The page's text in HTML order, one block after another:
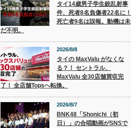
タイ14歳男子学生銃乱射事
件、死者8名負傷者22名に！
死亡者9名は誤報。動機は未
だ不明。
2026/8/8
タイの MaxValu がなくな
る？！ セントラル、
MaxValu 全30店舗買収完
了！ 全店舗Topsへ転換。
2026/8/7
BNK48「Shonichi（初
日）」の合唱動画がSNSで